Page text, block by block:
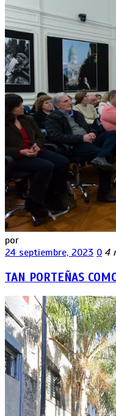
por
24 septiembre, 2023 0 4
TAN PORTEÑAS